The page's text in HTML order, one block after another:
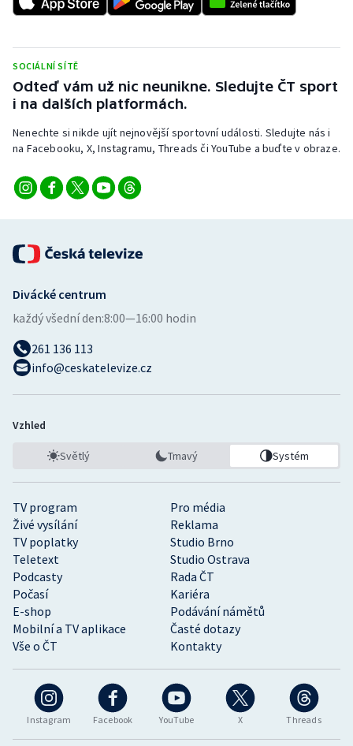
Sportovní střelba
Stolní tenis
Triatlon
Veslování
Volejbal
SOCIÁLNÍ SÍTĚ
Odteď vám už nic neunikne. Sledujte ČT sport
i na dalších platformách.
Nenechte si nikde ujít nejnovější sportovní události. Sledujte nás i
na Facebooku, X, Instagramu, Threads či YouTube a buďte v obraze.
Instagram Facebook YouTube X Threads
TV program
Pro média
Živé vysílání
Reklama
TV poplatky
Studio Brno
Teletext
Studio Ostrava
Podcasty
Rada ČT
Počasí
Kariéra
E-shop
Podávání námětů
Mobilní a TV aplikace
Časté dotazy
Vše o ČT
Kontakty
Divácké centrum
každý všední den:8:00—16:00 hodin
261 136 113
info@ceskatelevize.cz
Vzhled
Světlý Tmavý Systém